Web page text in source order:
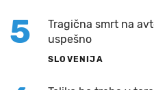
5
Tragična smrt na
uspešno
SLOVENIJA